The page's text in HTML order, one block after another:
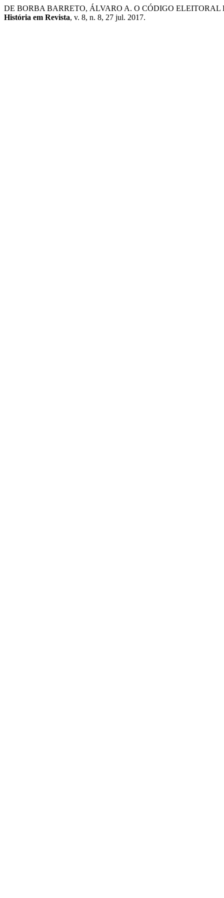
DE BORBA BARRETO, ÁLVARO A. O CÓDIGO ELEITORAL
História em Revista, v. 8, n. 8, 27 jul. 2017.